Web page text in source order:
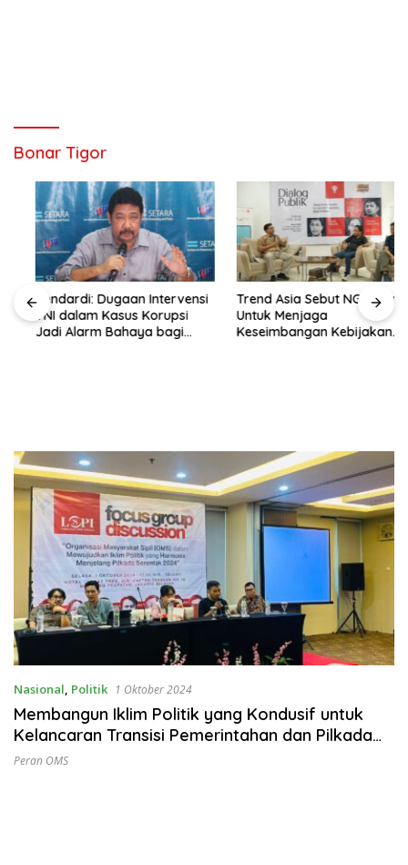
Bonar Tigor
Hendardi: Dugaan Intervensi
TNI dalam Kasus Korupsi
Jadi Alarm Bahaya bagi
Trend Asia Sebut NGO Hadir
Untuk Menjaga
Keseimbangan Kebijakan
Nasional, Politik 1 Oktober 2024
Membangun Iklim Politik yang Kondusif untuk
Kelancaran Transisi Pemerintahan dan Pilkada
Serentak 2024
Peran OMS